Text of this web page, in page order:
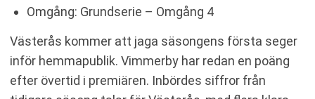
Omgång: Grundserie – Omgång 4
Västerås kommer att jaga säsongens första seger
inför hemmapublik. Vimmerby har redan en poäng
efter övertid i premiären. Inbördes siffror från